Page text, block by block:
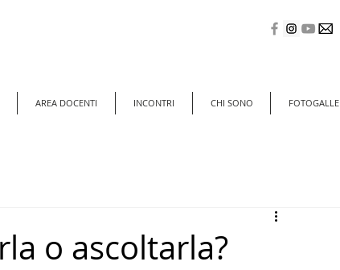
AREA DOCENTI INCONTRI CHI SONO
o ascoltarla?